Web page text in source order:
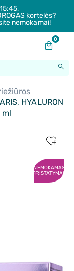
kortelės?
nemokamai!
0
HYALURON
ml
NEMOKAMAS
PRISTATYMAS